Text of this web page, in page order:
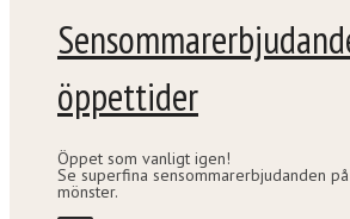
öppettider
Öppet som vanligt igen!
Se superfina sensommarerbjudanden
mönster.